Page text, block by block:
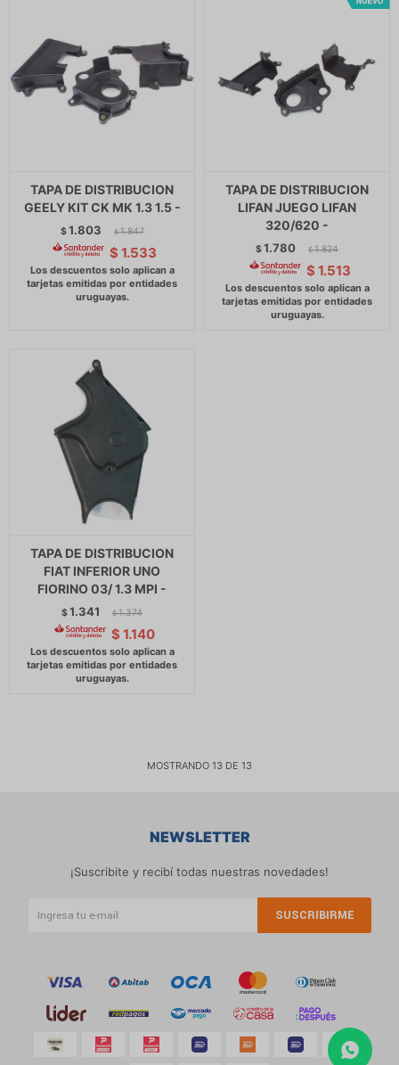
TAPA DE DISTRIBUCION
GEELY KIT CK MK 1.3 1.5 -
$1.803 $ 1.847
$ 1.533
TAPA DE DISTRIBUCION
LIFAN JUEGO LIFAN
320/620 -
$1.780 $ 1.824
$ 1.513
TAPA DE DISTRIBUCION
FIAT INFERIOR UNO
FIORINO 03/ 1.3 MPI -
$1.341 $ 1.374
$ 1.140
MOSTRANDO 13 DE 13
NEWSLETTER
¡Suscribite y recibí todas nuestras novedades!
SUSCRIBIRME